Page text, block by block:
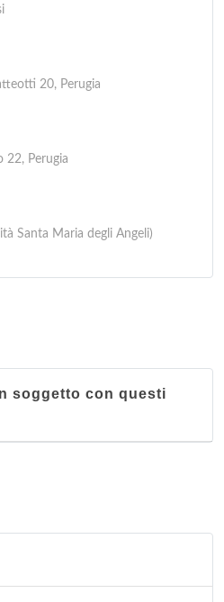
20, Perugia
22, Perugia
Santa Maria degli Angeli)
soggetto con questi